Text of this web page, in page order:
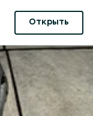
Открыть